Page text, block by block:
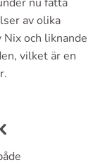
av olika
och liknande
vilket är en